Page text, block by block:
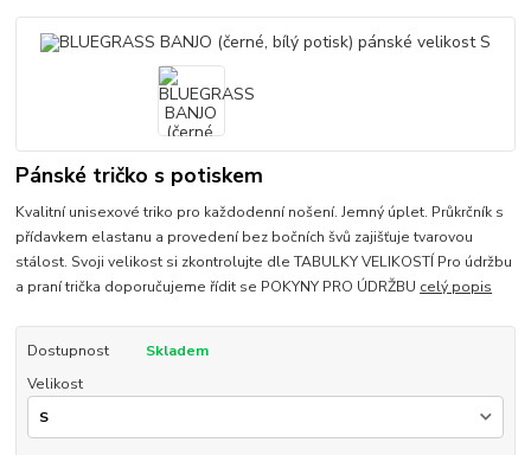
Pánské tričko s potiskem
Kvalitní unisexové triko pro každodenní nošení. Jemný úplet. Průkrčník s
přídavkem elastanu a provedení bez bočních švů zajišťuje tvarovou
stálost. Svoji velikost si zkontrolujte dle TABULKY VELIKOSTÍ Pro údržbu
a praní trička doporučujeme řídit se POKYNY PRO ÚDRŽBU celý popis
Dostupnost
Skladem
Velikost